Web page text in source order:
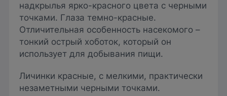
надкрылья ярко-красного цвета с черными
точками. Глаза темно-красные.
Отличительная особенность насекомого –
тонкий острый хоботок, который он
использует для добывания пищи.
Личинки красные, с мелкими, практически
незаметными черными точками.